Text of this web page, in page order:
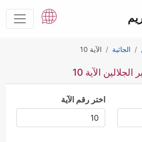
الجاثية الآية 10
الآية 10
اختر رقم الآية